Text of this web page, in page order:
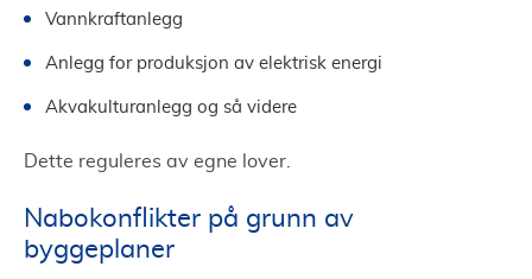
Vannkraftanlegg
Anlegg for produksjon av elektrisk energi
Akvakulturanlegg og så videre
Dette reguleres av egne lover.
Nabokonflikter på grunn av
byggeplaner